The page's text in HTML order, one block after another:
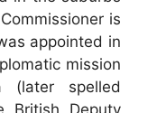
is
appointed in
mission
(later spelled
British Deputy